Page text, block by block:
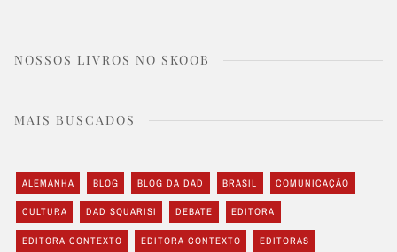
NOSSOS LIVROS NO SKOOB
MAIS BUSCADOS
ALEMANHA BLOG BLOG DA DAD BRASIL COMUNICAÇÃO
CULTURA DAD SQUARISI DEBATE EDITORA
EDITORA CONTEXTO EDITORA CONTEXTO EDITORAS